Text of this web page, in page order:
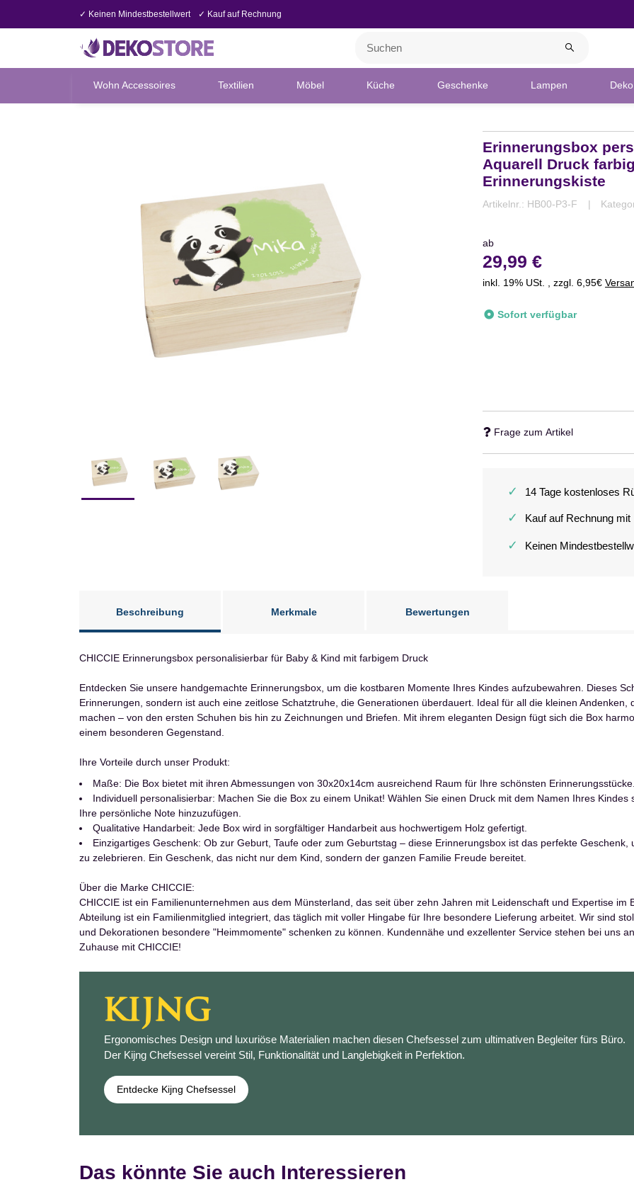
✓ Keinen Mindestbestellwert ✓ Kauf auf Rechnung
Wohn Accessoires Textilien Möbel Küche Geschenke Lampen
Erinnerungsbox
Aquarell Druck
Erinnerungskiste
Artikelnr.: HB00-P3-F
ab
29,99 €
inkl. 19% USt. , zzgl. 6,95€
Sofort verfügbar
Frage zum Artikel
✓ 14 Tage kostenloses
✓ Kauf auf Rechnung mit
✓ Keinen
Beschreibung Merkmale Bewertungen
CHICCIE Erinnerungsbox personalisierbar für Baby & Kind mit farbigem Druck
Entdecken Sie unsere handgemachte Erinnerungsbox, um die kostbaren Momente Ihres Kindes aufzubewahren. Dieses
Erinnerungen, sondern ist auch eine zeitlose Schatztruhe, die Generationen überdauert. Ideal für all die kleinen
machen – von den ersten Schuhen bis hin zu Zeichnungen und Briefen. Mit ihrem eleganten Design fügt sich die Box
einem besonderen Gegenstand.
Ihre Vorteile durch unser Produkt:
Maße: Die Box bietet mit ihren Abmessungen von 30x20x14cm ausreichend Raum für Ihre schönsten Erinnerungsstücke.
Individuell personalisierbar: Machen Sie die Box zu einem Unikat! Wählen Sie einen Druck mit dem Namen Ihres
Ihre persönliche Note hinzuzufügen.
Qualitative Handarbeit: Jede Box wird in sorgfältiger Handarbeit aus hochwertigem Holz gefertigt.
Einzigartiges Geschenk: Ob zur Geburt, Taufe oder zum Geburtstag – diese Erinnerungsbox ist das perfekte
zu zelebrieren. Ein Geschenk, das nicht nur dem Kind, sondern der ganzen Familie Freude bereitet.
Über die Marke CHICCIE:
CHICCIE ist ein Familienunternehmen aus dem Münsterland, das seit über zehn Jahren mit Leidenschaft und Expertise im
Abteilung ist ein Familienmitglied integriert, das täglich mit voller Hingabe für Ihre besondere Lieferung arbeitet. Wir sind
und Dekorationen besondere "Heimmomente" schenken zu können. Kundennähe und exzellenter Service stehen bei uns
Zuhause mit CHICCIE!
Ergonomisches Design und luxuriöse Materialien machen diesen Chefsessel zum ultimativen Begleiter fürs Büro.
Der Kijng Chefsessel vereint Stil, Funktionalität und Langlebigkeit in Perfektion.
Entdecke Kijng Chefsessel
Das könnte Sie auch Interessieren